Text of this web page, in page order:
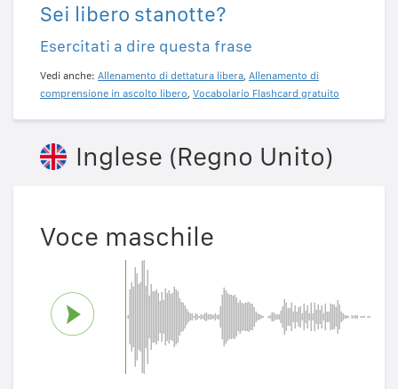
Sei libero stanotte?
Esercitati a dire questa frase
Vedi anche: Allenamento di dettatura libera, Allenamento di
comprensione in ascolto libero, Vocabolario Flashcard gratuito
Inglese (Regno Unito)
Voce maschile